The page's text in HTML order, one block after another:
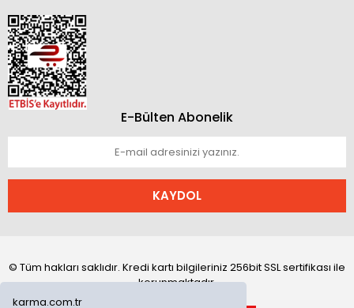
karma.com.tr
E-Bülten Abonelik
KAYDOL
© Tüm hakları saklıdır. Kredi kartı bilgileriniz 256bit SSL sertifikası ile
korunmaktadır.